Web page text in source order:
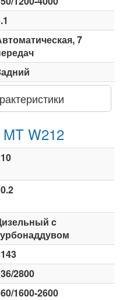
7
W212
c
2800
1600-2600